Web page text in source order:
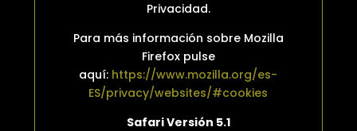
Privacidad.
Para más información sobre Mozilla
Firefox pulse
aquí: https://www.mozilla.org/es-
ES/privacy/websites/#cookies
Safari Versión 5.1